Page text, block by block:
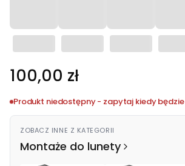
Cena
100,00 zł
Produkt niedostępny - zapytaj kiedy będzie
ZOBACZ INNE Z KATEGORII
Montaże do lunety